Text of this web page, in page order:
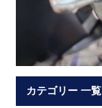
カテゴリー 一覧